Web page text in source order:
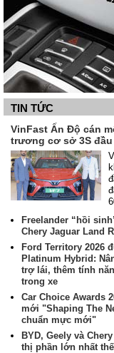
TIN TỨC
VinFast Ấn Độ cán
trương cơ sở 3S
Freelander “hồi
Chery Jaguar Land
Ford Territory 2026
Platinum Hybrid:
trợ lái, thêm tính
trong xe
Car Choice Awards
mới "Shaping The
chuẩn mực mới"
BYD, Geely và
thị phần lớn nhất